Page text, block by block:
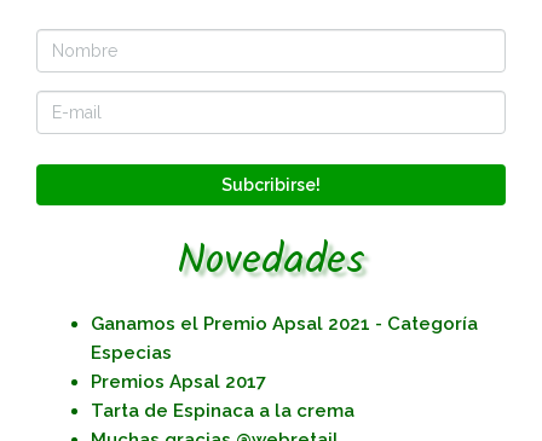
Subcribirse!
Novedades
Ganamos el Premio Apsal 2021 - Categoría
Especias
Premios Apsal 2017
Tarta de Espinaca a la crema